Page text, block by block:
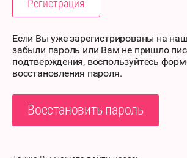
Регистрация
Если Вы уже зарегистрированы на
забыли пароль или Вам не пришло
подтверждения, воспользуйтесь
восстановления пароля.
Восстановить пароль